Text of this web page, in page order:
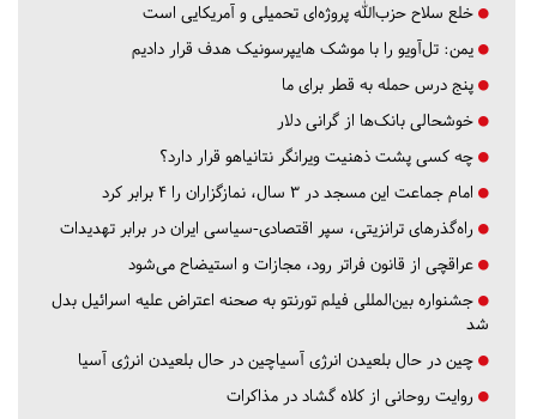
خلع سلاح حزب‌الله پروژه‌ای تحمیلی و آمریکایی است
یمن: تل‌آویو را با موشک هایپرسونیک هدف قرار دادیم
پنج درس‌ حمله به قطر برای ما
خوشحالی بانک‌ها از گرانی دلار
چه کسی پشت ذهنیت ویرانگر نتانیاهو قرار دارد؟
امام جماعت این مسجد در ۳ سال، نمازگزاران را ۴ برابر کرد
راه‌گذرهای ترانزیتی، سپر اقتصادی-سیاسی ایران در برابر تهدیدات
عراقچی از قانون فراتر رود، مجازات و استیضاح می‌شود
جشنواره بین‌المللی فیلم تورنتو به صحنه اعتراض علیه اسرائیل بدل
شد
چین در حال بلعیدن انرژی آسیاچین در حال بلعیدن انرژی آسیا
روایت روحانی از کلاه گشاد در مذاکرات